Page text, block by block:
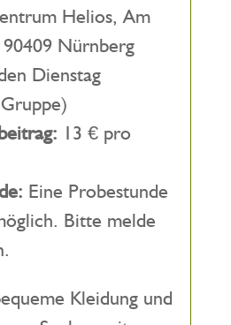
Helios, Am
Nürnberg
Dienstag
13 € pro
Eine Probestunde
Bitte melde
Kleidung und